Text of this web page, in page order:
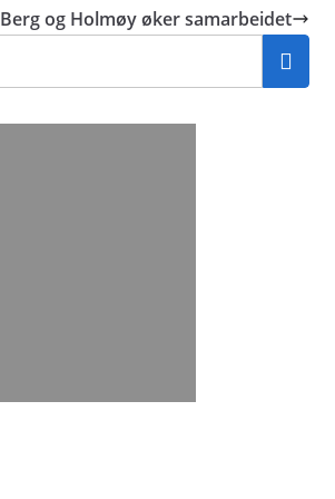
Berg og Holmøy øker samarbeidet